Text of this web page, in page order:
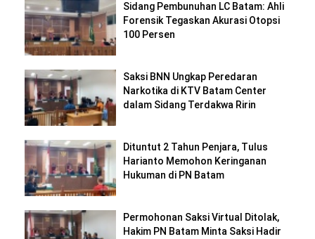
Sidang Pembunuhan LC Batam: Ahli
Forensik Tegaskan Akurasi Otopsi
100 Persen
Saksi BNN Ungkap Peredaran
Narkotika di KTV Batam Center
dalam Sidang Terdakwa Ririn
Dituntut 2 Tahun Penjara, Tulus
Harianto Memohon Keringanan
Hukuman di PN Batam
Permohonan Saksi Virtual Ditolak,
Hakim PN Batam Minta Saksi Hadir